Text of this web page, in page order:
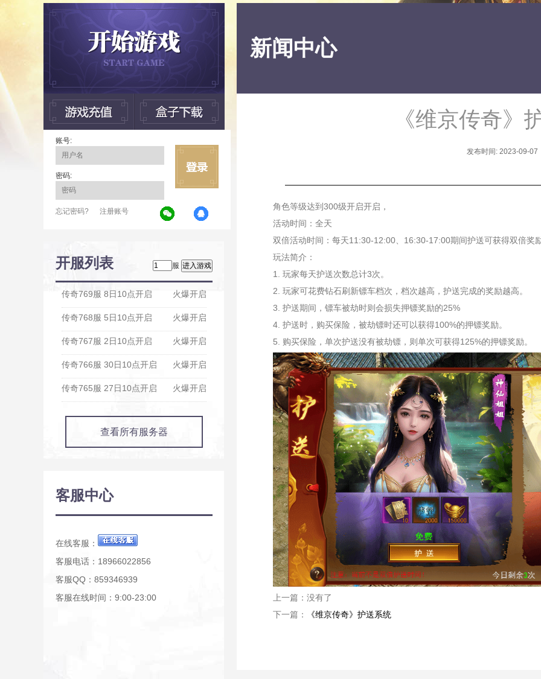
账号:
密码:
忘记密码? 注册账号
开服列表 服
火爆开启
传奇769服 8日10点开启
火爆开启
传奇768服 5日10点开启
火爆开启
传奇767服 2日10点开启
火爆开启
传奇766服 30日10点开启
火爆开启
传奇765服 27日10点开启
查看所有服务器
客服中心
在线客服：
客服电话：18966022856
客服QQ：859346939
客服在线时间：9:00-23:00
新闻中心
《维京传奇》
发布时间: 2023-09-07
角色等级达到300级开启开启，
活动时间：全天
双倍活动时间：每天11:30-12:00、16:30-17:00期间护送可获得双倍奖
玩法简介：
1. 玩家每天护送次数总计3次。
2. 玩家可花费钻石刷新镖车档次，档次越高，护送完成的奖励越高。
3. 护送期间，镖车被劫时则会损失押镖奖励的25%
4. 护送时，购买保险，被劫镖时还可以获得100%的押镖奖励。
5. 购买保险，单次护送没有被劫镖，则单次可获得125%的押镖奖励。
上一篇： 没有了
下一篇：
《维京传奇》护送系统